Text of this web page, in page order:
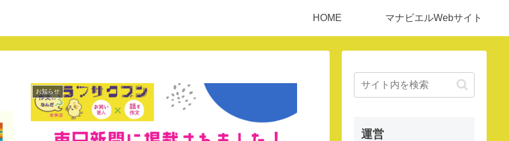
HOME マナビエルWebサイト
お知らせ
運営